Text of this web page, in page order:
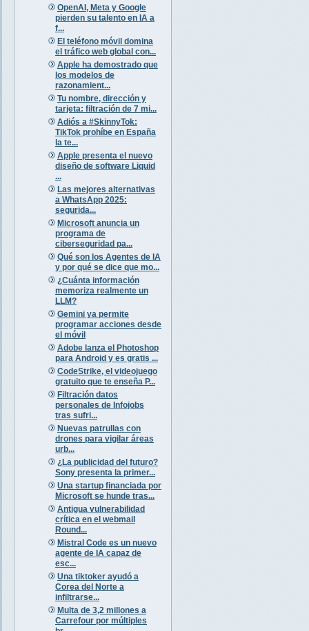
OpenAI, Meta y Google
pierden su talento en IA a
f...
El teléfono móvil domina
el tráfico web global con...
Apple ha demostrado que
los modelos de
razonamient...
Tu nombre, dirección y
tarjeta: filtración de 7 mi...
Adiós a #SkinnyTok:
TikTok prohíbe en España
la te...
Apple presenta el nuevo
diseño de software Liquid
...
Las mejores alternativas
a WhatsApp 2025:
segurida...
Microsoft anuncia un
programa de
ciberseguridad pa...
Qué son los Agentes de IA
y por qué se dice que mo...
¿Cuánta información
memoriza realmente un
LLM?
Gemini ya permite
programar acciones desde
el móvil
Adobe lanza el Photoshop
para Android y es gratis ...
CodeStrike, el videojuego
gratuito que te enseña P...
Filtración datos
personales de Infojobs
tras sufri...
Nuevas patrullas con
drones para vigilar áreas
urb...
¿La publicidad del futuro?
Sony presenta la primer...
Una startup financiada por
Microsoft se hunde tras...
Antigua vulnerabilidad
crítica en el webmail
Round...
Mistral Code es un nuevo
agente de IA capaz de
esc...
Una tiktoker ayudó a
Corea del Norte a
infiltrarse...
Multa de 3,2 millones a
Carrefour por múltiples